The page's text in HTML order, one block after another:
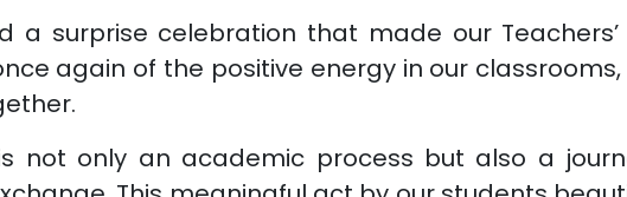
a surprise celebration that made our
again of the positive energy in our
is not only an academic process but also a